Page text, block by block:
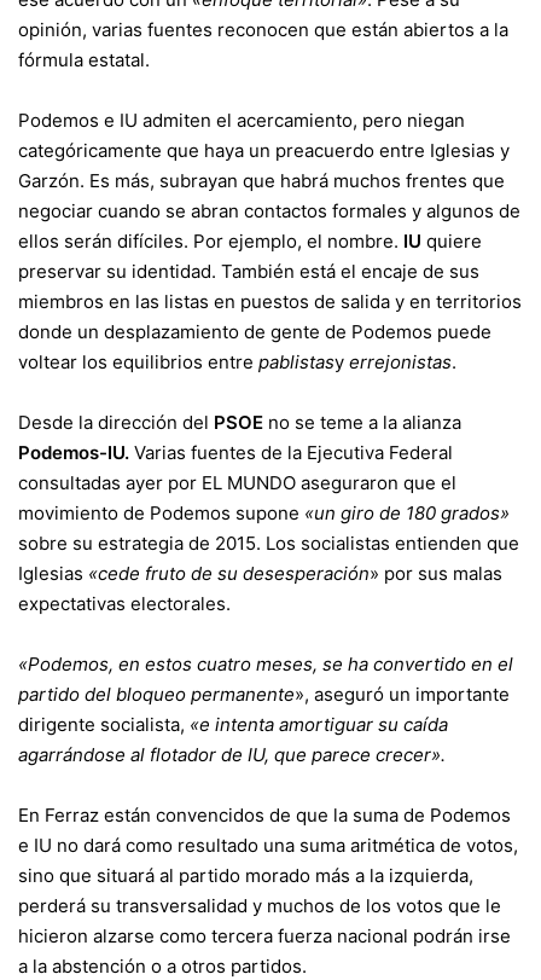
opinión, varias fuentes reconocen que están abiertos a la
fórmula estatal.
Podemos e IU admiten el acercamiento, pero niegan
categóricamente que haya un preacuerdo entre Iglesias y
Garzón. Es más, subrayan que habrá muchos frentes que
negociar cuando se abran contactos formales y algunos de
ellos serán difíciles. Por ejemplo, el nombre. IU quiere
preservar su identidad. También está el encaje de sus
miembros en las listas en puestos de salida y en territorios
donde un desplazamiento de gente de Podemos puede
voltear los equilibrios entre pablistasy errejonistas.
Desde la dirección del PSOE no se teme a la alianza
Podemos-IU. Varias fuentes de la Ejecutiva Federal
consultadas ayer por EL MUNDO aseguraron que el
movimiento de Podemos supone «un giro de 180 grados»
sobre su estrategia de 2015. Los socialistas entienden que
Iglesias «cede fruto de su desesperación» por sus malas
expectativas electorales.
«Podemos, en estos cuatro meses, se ha convertido en el
partido del bloqueo permanente», aseguró un importante
dirigente socialista, «e intenta amortiguar su caída
agarrándose al flotador de IU, que parece crecer».
En Ferraz están convencidos de que la suma de Podemos
e IU no dará como resultado una suma aritmética de votos,
sino que situará al partido morado más a la izquierda,
perderá su transversalidad y muchos de los votos que le
hicieron alzarse como tercera fuerza nacional podrán irse
a la abstención o a otros partidos.